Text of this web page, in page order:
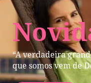
“A verdadeira
que somos vem de